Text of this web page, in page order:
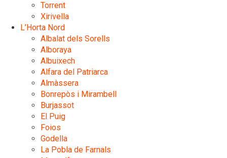
Torrent
Xirivella
L’Horta Nord
Albalat dels Sorells
Alboraya
Albuixech
Alfara del Patriarca
Almàssera
Bonrepòs i Mirambell
Burjassot
El Puig
Foios
Godella
La Pobla de Farnals